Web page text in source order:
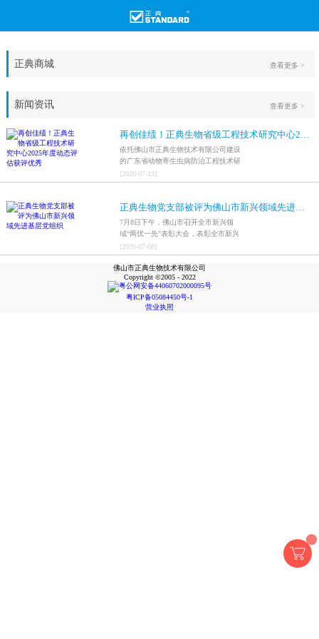
正典商城 查看更多 >
新闻资讯
再创佳绩！正典生物省级工程技术研究中心2025年度动态评估获评优秀
依托佛山市正典生物技术有限公司建设
的广东省动物寄生虫病防治工程技术研
究中心，在全省参评科研平台中综合表
现突出，成功获评最高评价等级“优
[2026-07-13]
正典生物党支部被评为佛山市新兴领域先进基层党组织
7月8日下午，佛山市召开全市新兴领
域“两优一先”表彰大会，表彰全市新兴
领域优秀共产党员、优秀党务工作者和
先进基层党组织，中共佛山市正典生物
技术有限公司支部委员会被评为佛山市
新兴领域先进基层党组织。
[2026-07-08]
查看更多 >
佛山市正典生物技术有限公司
Copyright ©2005 - 2022
粤公网安备44060702000095号
粤ICP备05084450号-1
营业执照